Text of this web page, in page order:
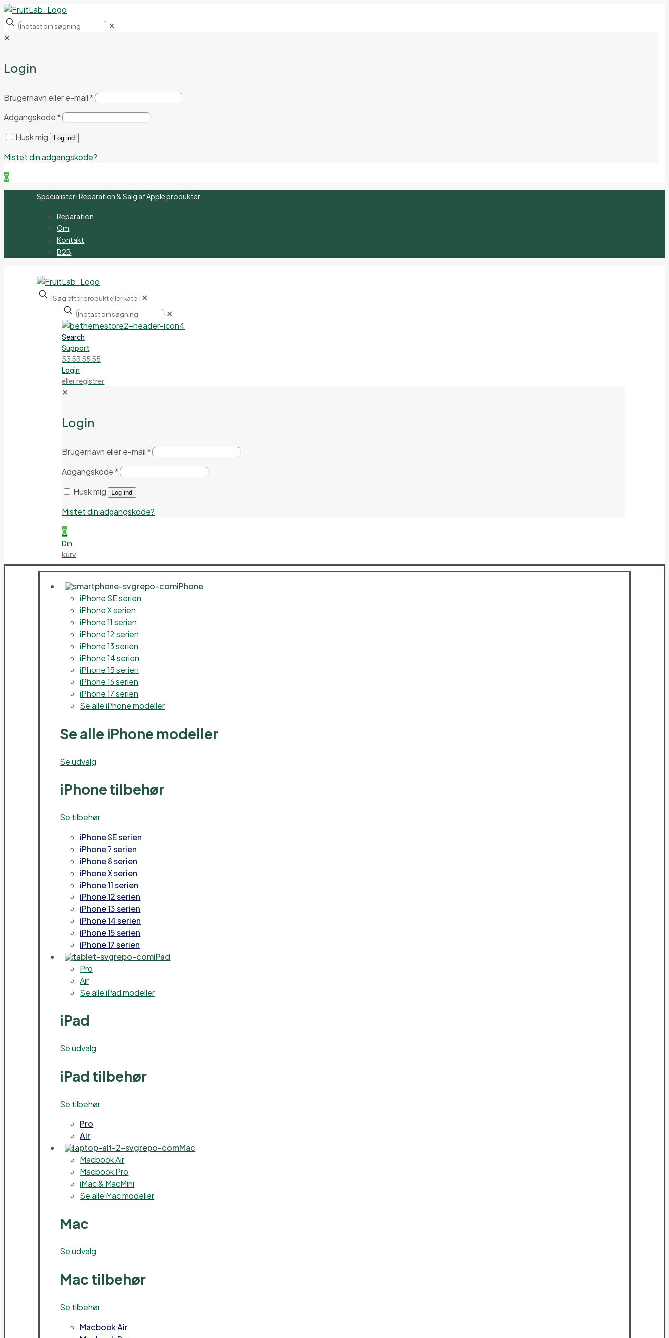
✕
✕
Login
Brugernavn eller e-mail*
Adgangskode*
Husk mig
Log ind
Mistet din adgangskode?
0
Specialister i Reparation & Salg af Apple produkter
Reparation
Om
Kontakt
B2B
✕
✕
Search
Support
53 53 55 55
Login
eller registrer
✕
Login
Brugernavn eller e-mail*
Adgangskode*
Husk mig
Log ind
Mistet din adgangskode?
0
Din
kurv
iPhone
iPhone SE serien
iPhone X serien
iPhone 11 serien
iPhone 12 serien
iPhone 13 serien
iPhone 14 serien
iPhone 15 serien
iPhone 16 serien
iPhone 17 serien
Se alle iPhone modeller
Se alle iPhone modeller
Se udvalg
iPhone tilbehør
Se tilbehør
iPhone SE serien
iPhone 7 serien
iPhone 8 serien
iPhone X serien
iPhone 11 serien
iPhone 12 serien
iPhone 13 serien
iPhone 14 serien
iPhone 15 serien
iPhone 17 serien
iPad
Pro
Air
Se alle iPad modeller
iPad
Se udvalg
iPad tilbehør
Se tilbehør
Pro
Air
Mac
Macbook Air
Macbook Pro
iMac & MacMini
Se alle Mac modeller
Mac
Se udvalg
Mac tilbehør
Se tilbehør
Macbook Air